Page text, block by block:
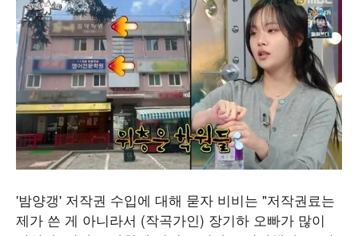
'밤양갱' 저작권 수입에 대해 묻자 비비는 "저작권료는
제가 쓴 게 아니라서 (작곡가인) 장기하 오빠가 많이